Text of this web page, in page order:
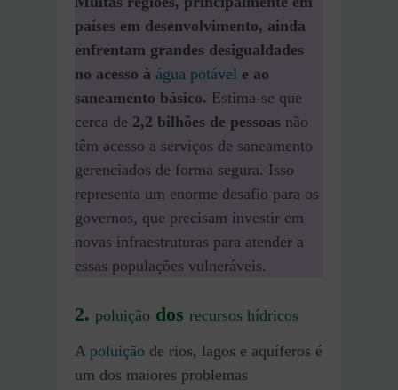
países em desenvolvimento, ainda
enfrentam grandes desigualdades
no acesso à água potável e ao
saneamento básico. Estima-se que
cerca de 2,2 bilhões de pessoas não
têm acesso a serviços de saneamento
gerenciados de forma segura. Isso
representa um enorme desafio para os
governos, que precisam investir em
novas infraestruturas para atender a
essas populações vulneráveis.
2. poluição dos recursos hídricos
A poluição de rios, lagos e aquíferos é
um dos maiores problemas